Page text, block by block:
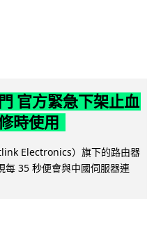
官方緊急下架止血
時使用
Electronics）旗下的路由器
每 35 秒便會與中國伺服器連